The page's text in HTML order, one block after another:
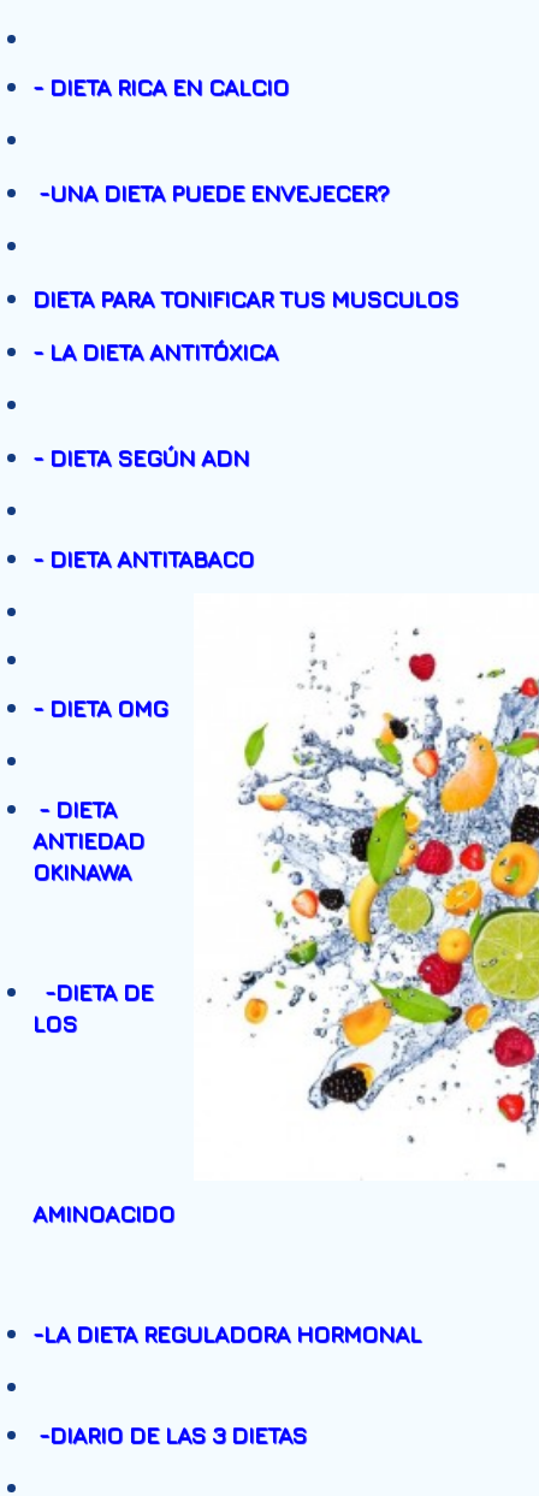
- DIETA RICA EN CALCIO
-UNA DIETA PUEDE ENVEJECER?
DIETA PARA TONIFICAR TUS MUSCULOS
- LA DIETA ANTITÓXICA
- DIETA SEGÚN ADN
- DIETA ANTITABACO
- DIETA OMG
- DIETA
ANTIEDAD
OKINAWA
-DIETA DE
LOS
AMINOACIDO
-LA DIETA REGULADORA HORMONAL
-DIARIO DE LAS 3 DIETAS